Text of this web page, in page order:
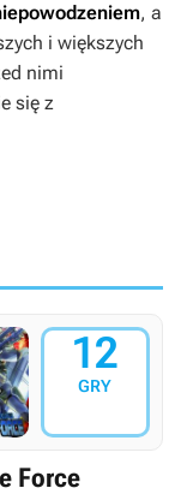
, a
i większych
nimi
się z
12
GRY
Force